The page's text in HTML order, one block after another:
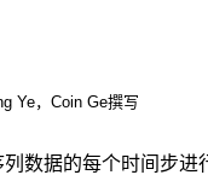
Ye，Coin Ge撰写
数据的每个时间步进